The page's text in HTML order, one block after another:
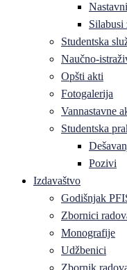
Silabusi
Studentska
Naučno-
Opšti akti
Fotogalerija
Vannastavne
Studentska
Pozivi
Izdavaštvo
Godišnjak
Zbornici
Monografije
Udžbenici
Zbornik